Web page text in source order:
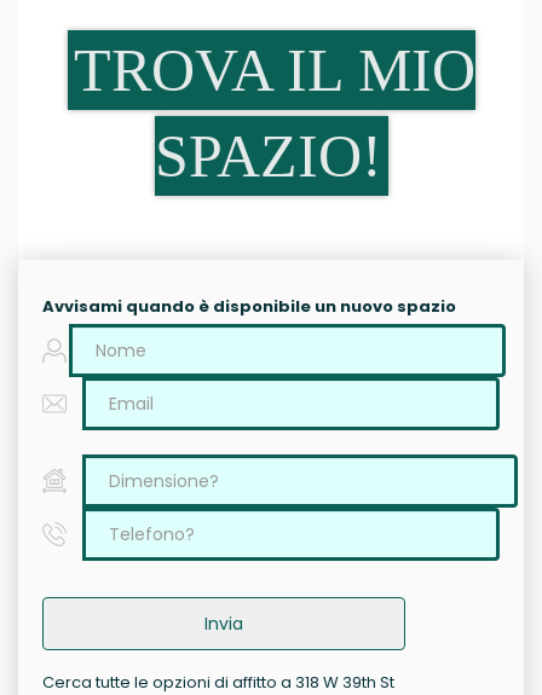
TROVA IL MIO
SPAZIO!
Avvisami quando è disponibile un nuovo spazio
Invia
Cerca tutte le opzioni di affitto a 318 W 39th St